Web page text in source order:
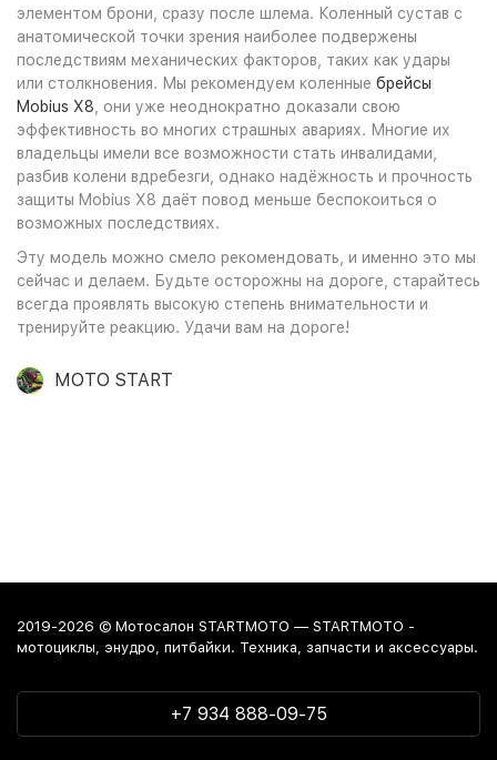
элементом брони, сразу после шлема. Коленный сустав с
анатомической точки зрения наиболее подвержены
последствиям механических факторов, таких как удары
или столкновения. Мы рекомендуем коленные брейсы
Mobius X8 , они уже неоднократно доказали свою
эффективность во многих страшных авариях. Многие их
владельцы имели все возможности стать инвалидами,
разбив колени вдребезги, однако надёжность и прочность
защиты Mobius X8 даёт повод меньше беспокоиться о
возможных последствиях.
Эту модель можно смело рекомендовать, и именно это мы
сейчас и делаем. Будьте осторожны на дороге, старайтесь
всегда проявлять высокую степень внимательности и
тренируйте реакцию. Удачи вам на дороге!
MOTO START
2019-2026 © Мотосалон STARTMOTO — STARTMOTO -
мотоциклы, энудро, питбайки. Техника, запчасти и аксессуары.
+7 934 888-09-75